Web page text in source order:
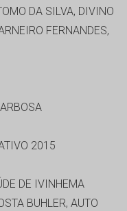
DA SILVA, DIVINO
FERNANDES,
2015
DE IVINHEMA
BUHLER, AUTO